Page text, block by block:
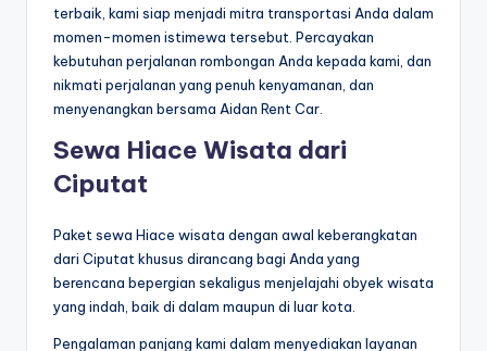
terbaik, kami siap menjadi mitra transportasi Anda dalam
momen-momen istimewa tersebut. Percayakan
kebutuhan perjalanan rombongan Anda kepada kami, dan
nikmati perjalanan yang penuh kenyamanan, dan
menyenangkan bersama Aidan Rent Car.
Sewa Hiace Wisata dari
Ciputat
Paket sewa Hiace wisata dengan awal keberangkatan
dari Ciputat khusus dirancang bagi Anda yang
berencana bepergian sekaligus menjelajahi obyek wisata
yang indah, baik di dalam maupun di luar kota.
Pengalaman panjang kami dalam menyediakan layanan